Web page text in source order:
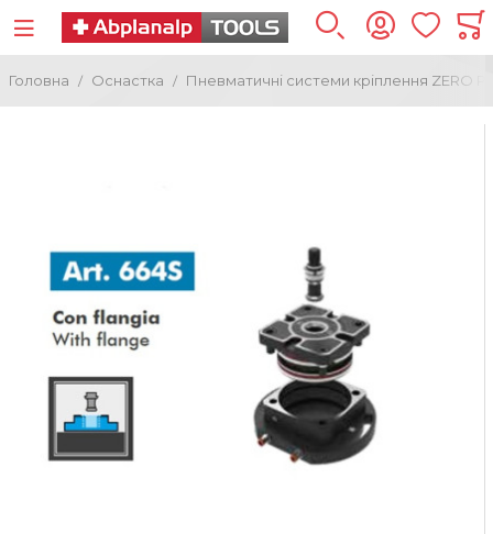
Головна Оснастка Пневматичні системи кріплення ZERO